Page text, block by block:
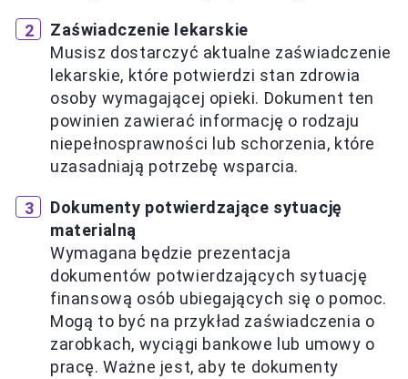
Zaświadczenie lekarskie
Musisz dostarczyć aktualne zaświadczenie
lekarskie, które potwierdzi stan zdrowia
osoby wymagającej opieki. Dokument ten
powinien zawierać informację o rodzaju
niepełnosprawności lub schorzenia, które
uzasadniają potrzebę wsparcia.
Dokumenty potwierdzające sytuację
materialną
Wymagana będzie prezentacja
dokumentów potwierdzających sytuację
finansową osób ubiegających się o pomoc.
Mogą to być na przykład zaświadczenia o
zarobkach, wyciągi bankowe lub umowy o
pracę. Ważne jest, aby te dokumenty